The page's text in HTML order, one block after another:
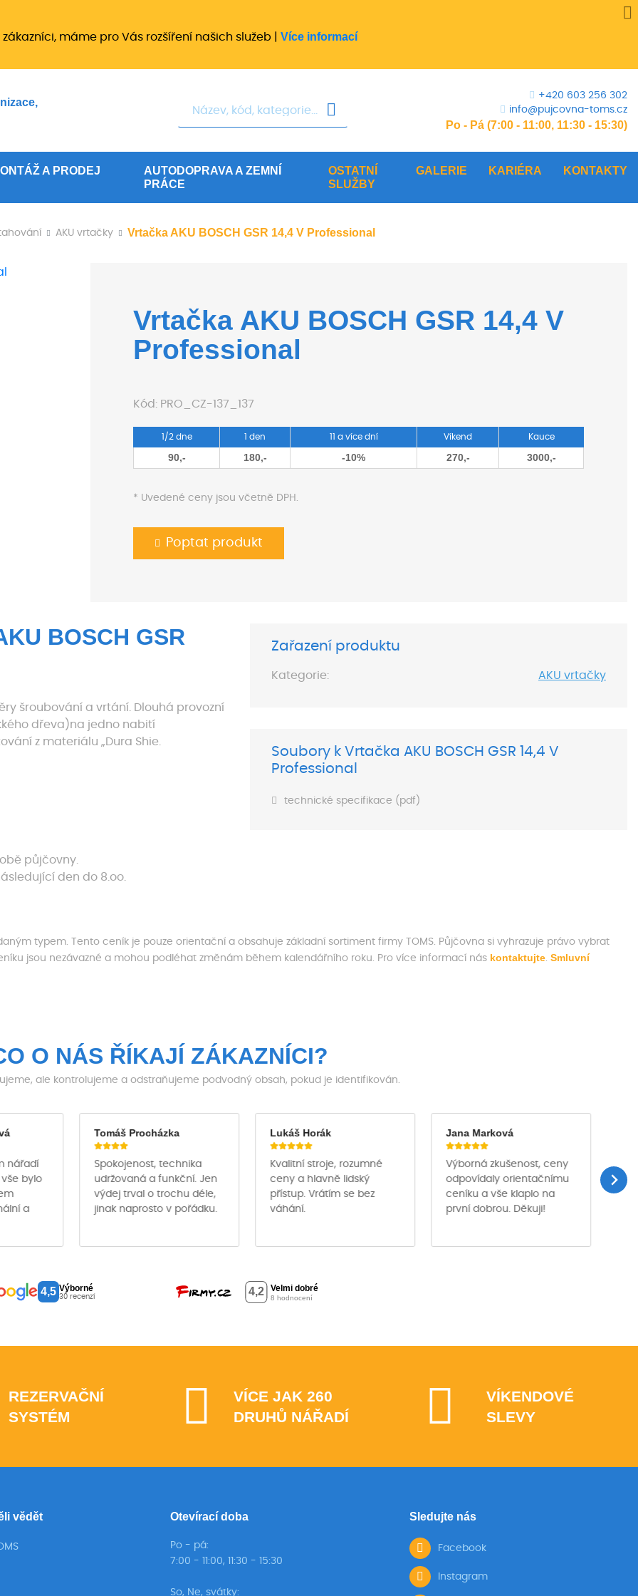
zákazníci, máme pro Vás rozšíření našich služeb | Více informací
+420 603 256 302
info@pujcovna-toms.cz
Po - Pá (7:00 - 11:00, 11:30 - 15:30)
A PRODEJ
AUTODOPRAVA A ZEMNÍ
PRÁCE
OSTATNÍ
SLUŽBY
GALERIE KARIÉRA KONTAKTY
AKU vrtačky Vrtačka AKU BOSCH GSR 14,4 V Professional
Vrtačka AKU BOSCH GSR 14,4 V
Professional
Kód: PRO_CZ-137_137
1/2 dne 1 den 11 a více dní Víkend Kauce
90,- 180,- -10% 270,- 3000,-
* Uvedené ceny jsou včetně DPH.
Poptat produkt
BOSCH GSR
šroubování a vrtání. Dlouhá provozní
dřeva)na jedno nabití
z materiálu „Dura Shie.
Zařazení produktu
Kategorie: AKU vrtačky
Soubory k Vrtačka AKU BOSCH GSR 14,4 V
Professional
technické specifikace (pdf)
půjčovny.
den do 8.oo.
typem. Tento ceník je pouze orientační a obsahuje základní sortiment firmy TOMS. Půjčovna si vyhrazuje právo vybrat
jsou nezávazné a mohou podléhat změnám během kalendářního roku. Pro více informací nás kontaktujte. Smluvní
O NÁS ŘÍKAJÍ ZÁKAZNÍCI?
ale kontrolujeme a odstraňujeme podvodný obsah, pokud je identifikován.
nářadí
bylo
a
Tomáš Procházka
Spokojenost, technika
udržovaná a funkční. Jen
výdej trval o trochu déle,
jinak naprosto v pořádku.
Lukáš Horák
Kvalitní stroje, rozumné
ceny a hlavně lidský
přístup. Vrátím se bez
váhání.
Jana Marková
Výborná zkušenost, ceny
odpovídaly orientačnímu
ceníku a vše klaplo na
první dobrou. Děkuji!
4,5 Výborné
30 recenzí
REZERVAČNÍ
SYSTÉM
VÍCE JAK 260
DRUHŮ NÁŘADÍ
VÍKENDOVÉ
SLEVY
vědět Otevírací doba
Po - pá:
7:00 - 11:00, 11:30 - 15:30
So, Ne, svátky:
Sledujte nás
Facebook
Instagram